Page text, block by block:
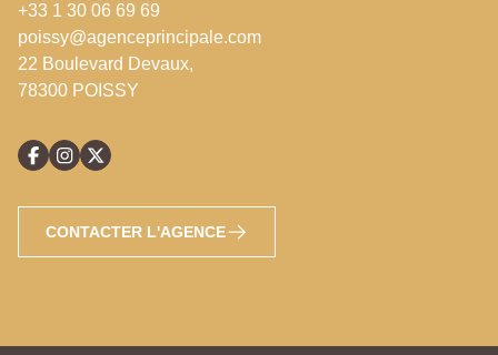
+33 1 30 06 69 69
poissy@agenceprincipale.com
22 Boulevard Devaux,
78300 POISSY
CONTACTER L'AGENCE